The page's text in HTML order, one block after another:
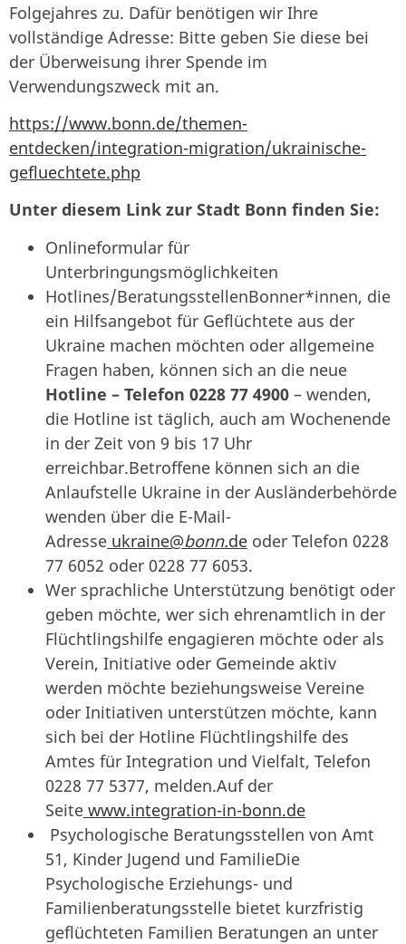
Folgejahres zu. Dafür benötigen wir Ihre
vollständige Adresse: Bitte geben Sie diese bei
der Überweisung ihrer Spende im
Verwendungszweck mit an.
https://www.bonn.de/themen-
entdecken/integration-migration/ukrainische-
gefluechtete.php
Unter diesem Link zur Stadt Bonn finden Sie:
Onlineformular für
Unterbringungsmöglichkeiten
Hotlines/BeratungsstellenBonner*innen, die
ein Hilfsangebot für Geflüchtete aus der
Ukraine machen möchten oder allgemeine
Fragen haben, können sich an die neue
Hotline – Telefon 0228 77 4900 – wenden,
die Hotline ist täglich, auch am Wochenende
in der Zeit von 9 bis 17 Uhr
erreichbar.Betroffene können sich an die
Anlaufstelle Ukraine in der Ausländerbehörde
wenden über die E-Mail-
Adresse ukraine@bonn.de oder Telefon 0228
77 6052 oder 0228 77 6053.
Wer sprachliche Unterstützung benötigt oder
geben möchte, wer sich ehrenamtlich in der
Flüchtlingshilfe engagieren möchte oder als
Verein, Initiative oder Gemeinde aktiv
werden möchte beziehungsweise Vereine
oder Initiativen unterstützen möchte, kann
sich bei der Hotline Flüchtlingshilfe des
Amtes für Integration und Vielfalt, Telefon
0228 77 5377, melden.Auf der
Seite www.integration-in-bonn.de
Psychologische Beratungsstellen von Amt
51, Kinder Jugend und FamilieDie
Psychologische Erziehungs- und
Familienberatungsstelle bietet kurzfristig
geflüchteten Familien Beratungen an unter